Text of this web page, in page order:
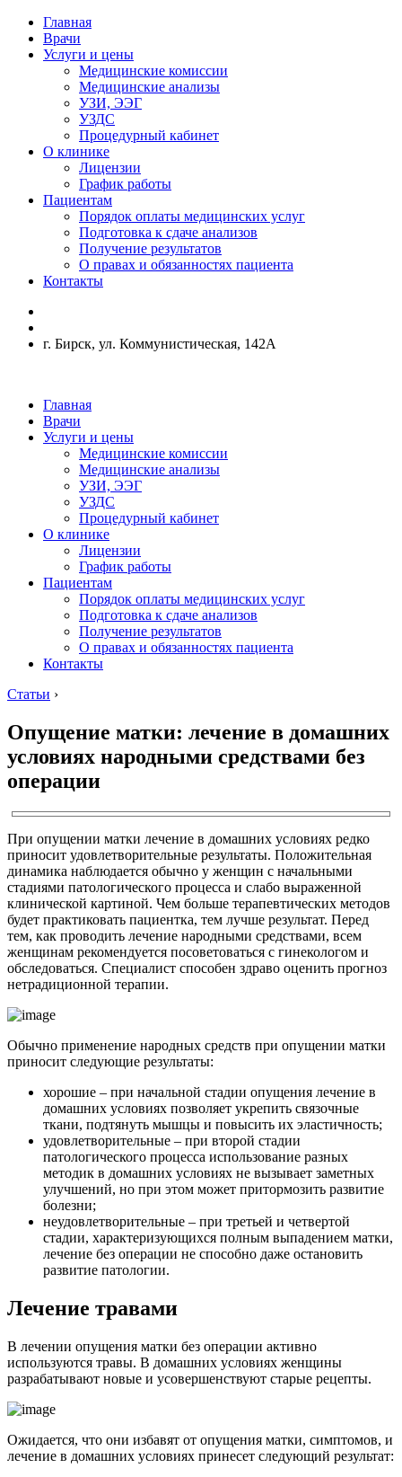
Главная
Врачи
Услуги и цены
Медицинские комиссии
Медицинские анализы
УЗИ, ЭЭГ
УЗДС
Процедурный кабинет
О клинике
Лицензии
График работы
Пациентам
Порядок оплаты медицинских услуг
Подготовка к сдаче анализов
Получение результатов
О правах и обязанностях пациента
Контакты
г. Бирск, ул. Коммунистическая, 142А
Главная
Врачи
Услуги и цены
Медицинские комиссии
Медицинские анализы
УЗИ, ЭЭГ
УЗДС
Процедурный кабинет
О клинике
Лицензии
График работы
Пациентам
Порядок оплаты медицинских услуг
Подготовка к сдаче анализов
Получение результатов
О правах и обязанностях пациента
Контакты
Статьи ›
Опущение матки: лечение в домашних
условиях народными средствами без
операции
При опущении матки лечение в домашних условиях редко
приносит удовлетворительные результаты. Положительная
динамика наблюдается обычно у женщин с начальными
стадиями патологического процесса и слабо выраженной
клинической картиной. Чем больше терапевтических методов
будет практиковать пациентка, тем лучше результат. Перед
тем, как проводить лечение народными средствами, всем
женщинам рекомендуется посоветоваться с гинекологом и
обследоваться. Специалист способен здраво оценить прогноз
нетрадиционной терапии.
Обычно применение народных средств при опущении матки
приносит следующие результаты:
хорошие – при начальной стадии опущения лечение в
домашних условиях позволяет укрепить связочные
ткани, подтянуть мышцы и повысить их эластичность;
удовлетворительные – при второй стадии
патологического процесса использование разных
методик в домашних условиях не вызывает заметных
улучшений, но при этом может притормозить развитие
болезни;
неудовлетворительные – при третьей и четвертой
стадии, характеризующихся полным выпадением матки,
лечение без операции не способно даже остановить
развитие патологии.
Лечение травами
В лечении опущения матки без операции активно
используются травы. В домашних условиях женщины
разрабатывают новые и усовершенствуют старые рецепты.
Ожидается, что они избавят от опущения матки, симптомов, и
лечение в домашних условиях принесет следующий результат: